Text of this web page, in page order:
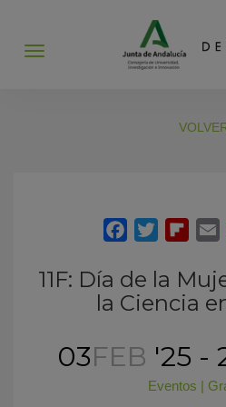
Abrir
11F: Día de la
la Ciencia
03FEB '25 -
Eventos |